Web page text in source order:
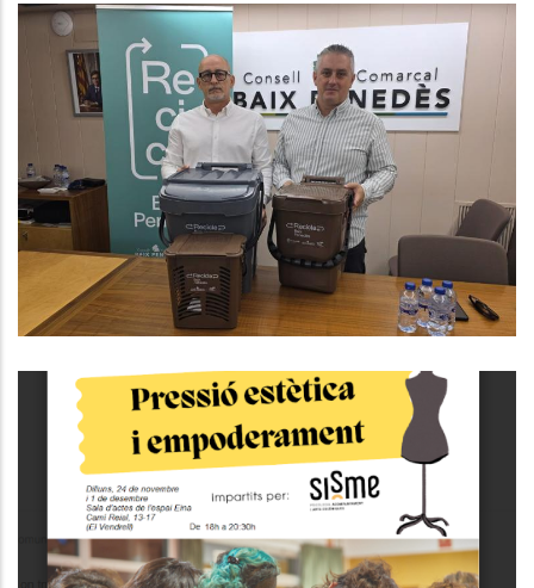
El Consell Comarcal Del Baix
Penedès Presenta El Nou Servei
De Recollida De Residus Porta A
Porta, Que S’iniciarà El Proper 3 De
Novembre A Banyeres Del
Penedès
Medi
Taller Participatiu Per Identificar
Pressió Estètica I Empoderament
S. socials